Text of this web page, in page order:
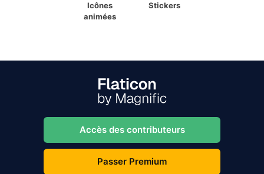
Icônes
animées
Stickers
Accès des contributeurs
Passer Premium